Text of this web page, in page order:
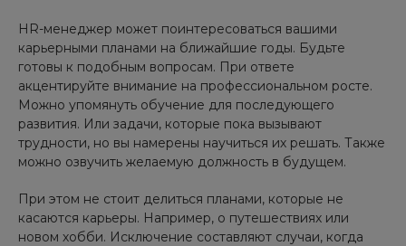
HR-менеджер может поинтересоваться вашими
карьерными планами на ближайшие годы. Будьте
готовы к подобным вопросам. При ответе
акцентируйте внимание на профессиональном росте.
Можно упомянуть обучение для последующего
развития. Или задачи, которые пока вызывают
трудности, но вы намерены научиться их решать. Также
можно озвучить желаемую должность в будущем.
При этом не стоит делиться планами, которые не
касаются карьеры. Например, о путешествиях или
новом хобби. Исключение составляют случаи, когда